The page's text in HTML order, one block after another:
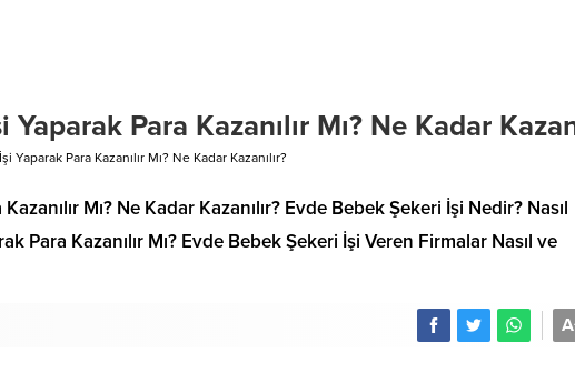
Para Kazanılır Mı? Ne Kadar
Yaparak Para Kazanılır Mı? Ne Kadar Kazanılır?
Mı? Ne Kadar Kazanılır? Evde Bebek Şekeri İşi Nedir? Nasıl
Şekeri İşi Veren Firmalar Nasıl ve
A